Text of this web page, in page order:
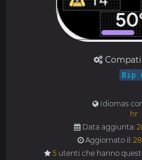
Bip
Idiomas
hr
Data aggiunta:
Aggiornato il:
5utenti che hanno